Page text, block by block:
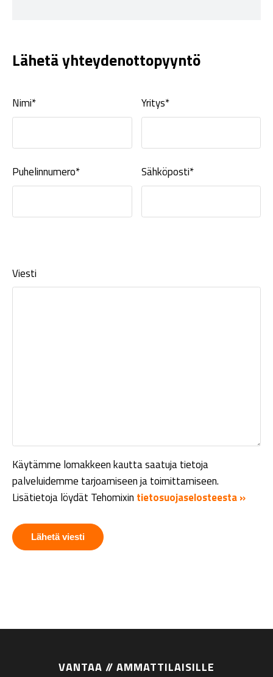
Lähetä yhteydenottopyyntö
Nimi* Yritys*
Puhelinnumero* Sähköposti*
Viesti
Käytämme lomakkeen kautta saatuja tietoja
palveluidemme tarjoamiseen ja toimittamiseen.
Lisätietoja löydät Tehomixin tietosuojaselosteesta »
VANTAA // AMMATTILAISILLE